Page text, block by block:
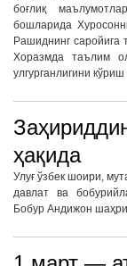
боғлиқ
бошларида
Рашиднинг саройига
Хоразмда таълим
улгурганлигини
ҳақида
Улуғ ўзбек шоири,
давлат ва
Бобур Андижон